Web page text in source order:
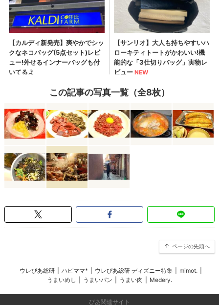
この記事の写真一覧（全8枚）
ページの先頭へ
ウレぴあ総研 ハピママ* ウレぴあ総研 ディズニー特集 mimot.
うまいめし
うまいパン うまい肉 Medery.
ぴあ関連サイト